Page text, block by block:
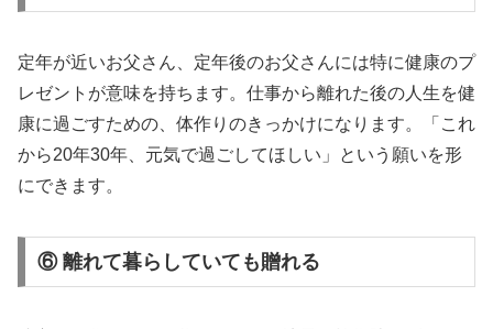
定年が近いお父さん、定年後のお父さんには特に健康のプ
レゼントが意味を持ちます。仕事から離れた後の人生を健
康に過ごすための、体作りのきっかけになります。「これ
から20年30年、元気で過ごしてほしい」という願いを形
にできます。
⑥ 離れて暮らしていても贈れる